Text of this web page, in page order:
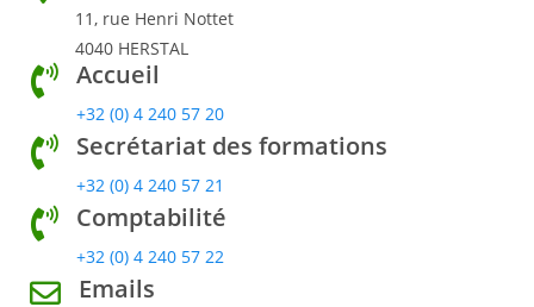
11, rue Henri Nottet
4040 HERSTAL
Accueil
+32 (0) 4 240 57 20
Secrétariat des formations
+32 (0) 4 240 57 21
Comptabilité
+32 (0) 4 240 57 22
Emails